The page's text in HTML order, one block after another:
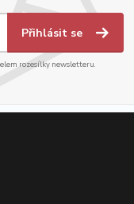
Přihlásit se
rozesílky newsletteru.